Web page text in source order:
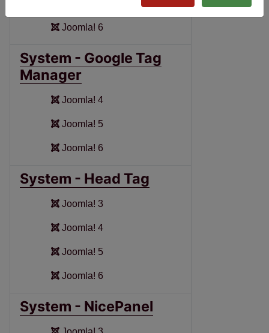
Joomla! 6
System - Google Tag
Manager
Joomla! 4
Joomla! 5
Joomla! 6
System - Head Tag
Joomla! 3
Joomla! 4
Joomla! 5
Joomla! 6
System - NicePanel